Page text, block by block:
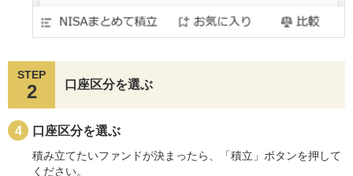
STEP
2 口座区分を選ぶ
口座区分を選ぶ
積み立てたいファンドが決まったら、「積立」ボタンを押して
ください。